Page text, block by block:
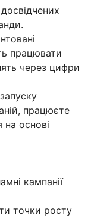
працювати
через цифри
працюєте
основі
кампанії
точки росту